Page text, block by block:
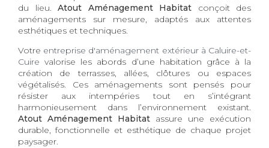
du lieu. Atout Aménagement Habitat conçoit des
aménagements sur mesure, adaptés aux attentes
esthétiques et techniques.
Votre entreprise d'aménagement extérieur à Caluire-et-
Cuire valorise les abords d’une habitation grâce à la
création de terrasses, allées, clôtures ou espaces
végétalisés. Ces aménagements sont pensés pour
résister aux intempéries tout en s’intégrant
harmonieusement dans l’environnement existant.
Atout Aménagement Habitat assure une exécution
durable, fonctionnelle et esthétique de chaque projet
paysager.